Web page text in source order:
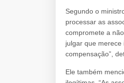
Segundo o
processar as
compromete a
julgar que
compensação”,
Ele também